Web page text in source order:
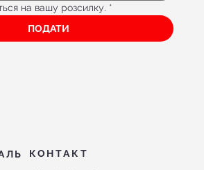
Bridges Association f or New comer
на вашу розсилку. *
ПОДАТИ
КОНТАКТ